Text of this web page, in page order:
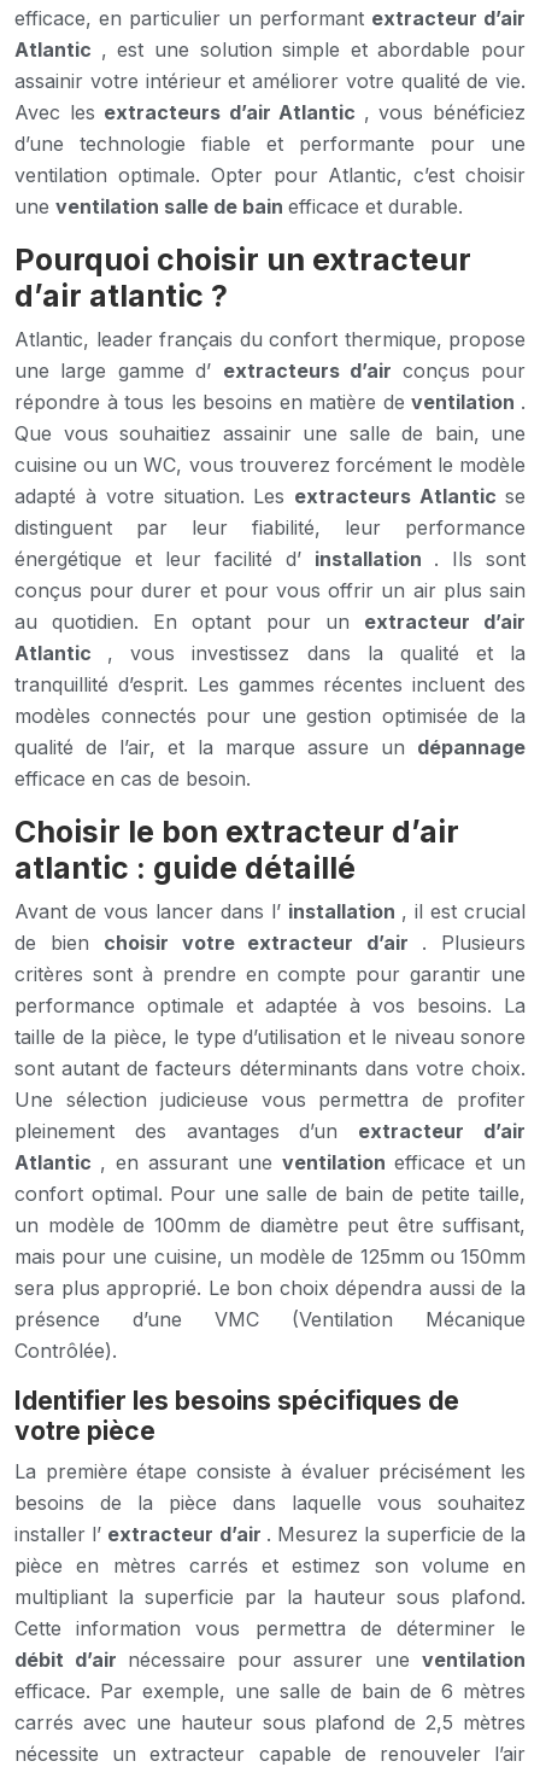
efficace, en particulier un performant extracteur d’air
Atlantic , est une solution simple et abordable pour
assainir votre intérieur et améliorer votre qualité de vie.
Avec les extracteurs d’air Atlantic , vous bénéficiez
d’une technologie fiable et performante pour une
ventilation optimale. Opter pour Atlantic, c’est choisir
une ventilation salle de bain efficace et durable.
Pourquoi choisir un extracteur
d’air atlantic ?
Atlantic, leader français du confort thermique, propose
une large gamme d’ extracteurs d’air conçus pour
répondre à tous les besoins en matière deventilation .
Que vous souhaitiez assainir une salle de bain, une
cuisine ou un WC, vous trouverez forcément le modèle
adapté à votre situation. Les extracteurs Atlanticse
distinguent par leur fiabilité, leur performance
énergétique et leur facilité d’ installation . Ils sont
conçus pour durer et pour vous offrir un air plus sain
au quotidien. En optant pour un extracteur d’air
Atlantic , vous investissez dans la qualité et la
tranquillité d’esprit. Les gammes récentes incluent des
modèles connectés pour une gestion optimisée de la
qualité de l’air, et la marque assure un dépannage
efficace en cas de besoin.
Choisir le bon extracteur d’air
atlantic : guide détaillé
Avant de vous lancer dans l’ installation , il est crucial
de bien choisir votre extracteur d’air . Plusieurs
critères sont à prendre en compte pour garantir une
performance optimale et adaptée à vos besoins. La
taille de la pièce, le type d’utilisation et le niveau sonore
sont autant de facteurs déterminants dans votre choix.
Une sélection judicieuse vous permettra de profiter
pleinement des avantages d’un extracteur d’air
Atlantic , en assurant une ventilation efficace et un
confort optimal. Pour une salle de bain de petite taille,
un modèle de 100mm de diamètre peut être suffisant,
mais pour une cuisine, un modèle de 125mm ou 150mm
sera plus approprié. Le bon choix dépendra aussi de la
présence d’une VMC (Ventilation Mécanique
Contrôlée).
Identifier les besoins spécifiques de
votre pièce
La première étape consiste à évaluer précisément les
besoins de la pièce dans laquelle vous souhaitez
installer l’ extracteur d’air . Mesurez la superficie de la
pièce en mètres carrés et estimez son volume en
multipliant la superficie par la hauteur sous plafond.
Cette information vous permettra de déterminer le
débit d’air nécessaire pour assurer uneventilation
efficace. Par exemple, une salle de bain de 6 mètres
carrés avec une hauteur sous plafond de 2,5 mètres
nécessite un extracteur capable de renouveler l’air